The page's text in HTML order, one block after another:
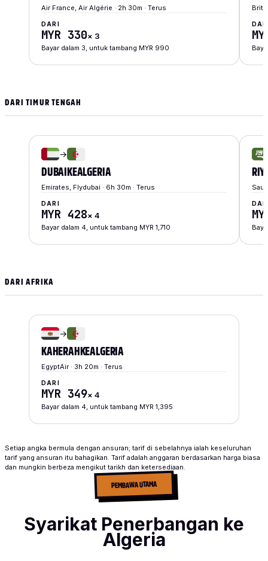
Air France, Air Algérie · 2h 30m · Terus
DARI
MYR 330× 3
Bayar dalam 3, untuk tambang MYR 990
DARI TIMUR TENGAH
→
DUBAI KEALGERIA
Emirates, Flydubai · 6h 30m · Terus
DARI
MYR 428× 4
Bayar dalam 4, untuk tambang MYR 1,710
DARI AFRIKA
→
KAHERAH KEALGERIA
EgyptAir · 3h 20m · Terus
DARI
MYR 349× 4
Bayar dalam 4, untuk tambang MYR 1,395
Setiap angka bermula dengan ansuran; tarif di sebelahnya ialah keseluruhan
tarif yang ansuran itu bahagikan. Tarif adalah anggaran berdasarkan harga biasa
dan mungkin berbeza mengikut tarikh dan ketersediaan.
PEMBAWA UTAMA
Syarikat Penerbangan ke
Algeria